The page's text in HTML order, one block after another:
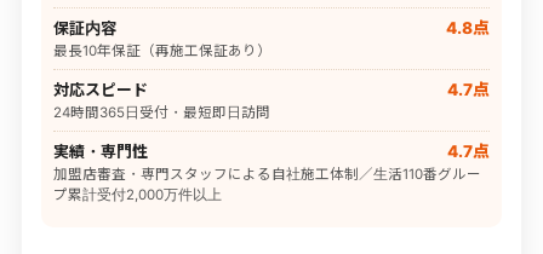
保証内容 4.8点
最長10年保証（再施工保証あり）
対応スピード 4.7点
24時間365日受付・最短即日訪問
実績・専門性 4.7点
加盟店審査・専門スタッフによる自社施工体制／生活110番グルー
プ累計受付2,000万件以上